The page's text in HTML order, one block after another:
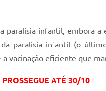
paralisia infantil, embora
da paralisia infantil (o
vacinação eficiente que
ATÉ 30/10